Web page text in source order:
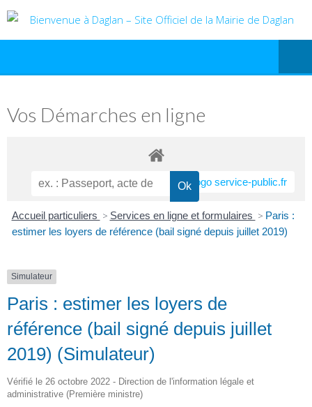
Vos Démarches en ligne
Accueil particuliers > Services en ligne et formulaires > Paris :
estimer les loyers de référence (bail signé depuis juillet 2019)
Simulateur
Paris : estimer les loyers de
référence (bail signé depuis juillet
2019) (Simulateur)
Vérifié le 26 octobre 2022 - Direction de l'information légale et
administrative (Première ministre)